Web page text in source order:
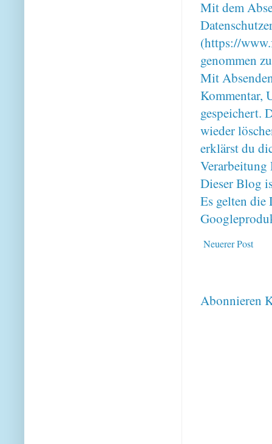
Mit dem
(https://
genommen
Mit
Kommentar,
gespeichert.
wieder
erklärst du
Verarbeitung
Dieser Blog
Es gelten
Neuerer Post
Abonnieren